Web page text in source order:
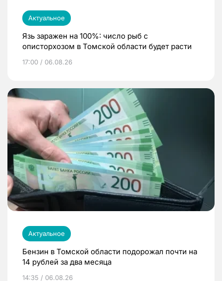
Актуальное
Язь заражен на 100%: число рыб с
описторхозом в Томской области будет расти
17:00 / 06.08.26
Актуальное
Бензин в Томской области подорожал почти на
14 рублей за два месяца
14:35 / 06.08.26